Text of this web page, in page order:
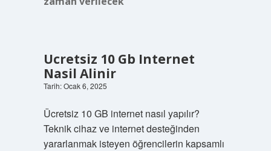
Ucretsiz 10 Gb Internet
Nasil Alinir
Tarih: Ocak 6, 2025
Ücretsiz 10 GB internet nasıl yapılır?
Teknik cihaz ve internet desteğinden
yararlanmak isteyen öğrencilerin kapsamlı